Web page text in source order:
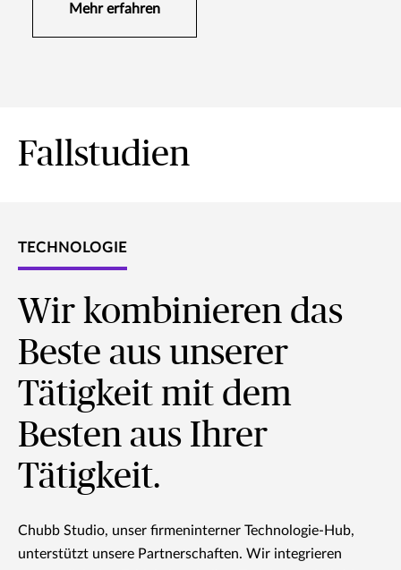
Mehr erfahren
Fallstudien
TECHNOLOGIE
Wir kombinieren das
Beste aus unserer
Tätigkeit mit dem
Besten aus Ihrer
Tätigkeit.
Chubb Studio, unser firmeninterner Technologie-Hub,
unterstützt unsere Partnerschaften. Wir integrieren